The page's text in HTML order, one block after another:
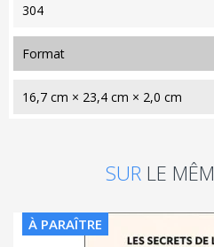
304
format
16,7 cm × 23,4 cm × 2,0 cm
SUR LE
À PARAÎTRE